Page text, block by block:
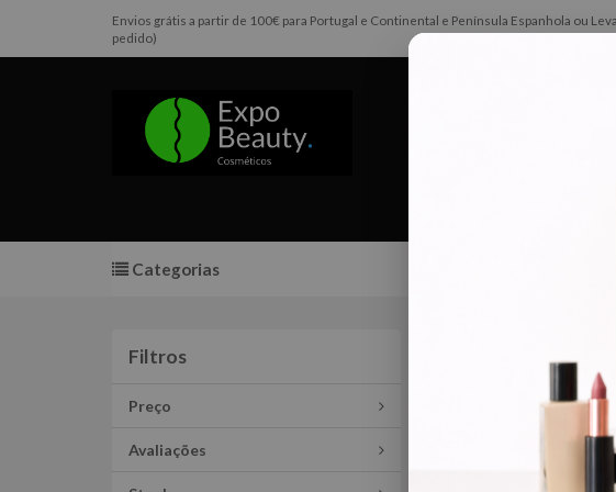
Envios grátis a partir de 100€ para Portugal e Continental e Península Espanhola ou
pedido)
Categorias
Filtros
Preço
Avaliações
Todos os